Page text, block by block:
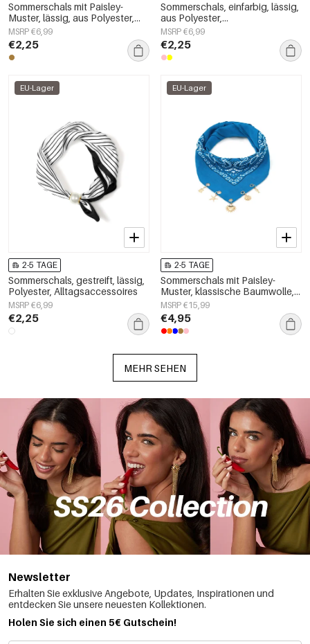
Sommerschals mit Paisley-
Muster, lässig, aus Polyester,
Accessoires für jeden Tag
MSRP €6,99
€2,25
Sommerschals, einfarbig, lässig,
aus Polyester,
Alltagsaccessoires
MSRP €6,99
€2,25
EU-Lager
2-5 TAGE
Sommerschals, gestreift, lässig,
Polyester, Alltagsaccessoires
MSRP €6,99
€2,25
EU-Lager
2-5 TAGE
Sommerschals mit Paisley-
Muster, klassische Baumwolle,
Alltagsaccessoires
MSRP €15,99
€4,95
MEHR SEHEN
Newsletter
Erhalten Sie exklusive Angebote, Updates, Inspirationen und
entdecken Sie unsere neuesten Kollektionen.
Holen Sie sich einen 5€ Gutschein!